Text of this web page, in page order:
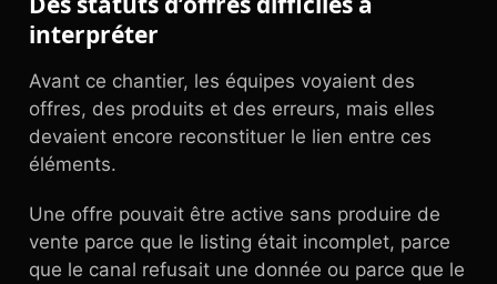
interpréter
Avant ce chantier, les équipes voyaient des
offres, des produits et des erreurs, mais elles
devaient encore reconstituer le lien entre ces
éléments.
Une offre pouvait être active sans produire de
vente parce que le listing était incomplet, parce
que le canal refusait une donnée ou parce que le